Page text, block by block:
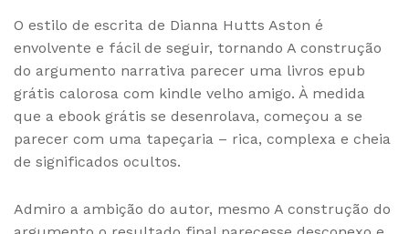
O estilo de escrita de Dianna Hutts Aston é
envolvente e fácil de seguir, tornando A construção
do argumento narrativa parecer uma livros epub
grátis calorosa com kindle velho amigo. À medida
que a ebook grátis se desenrolava, começou a se
parecer com uma tapeçaria – rica, complexa e cheia
de significados ocultos.
Admiro a ambição do autor, mesmo A construção do